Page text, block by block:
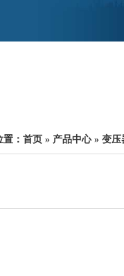
置： 首页 » 产品中心 » 变压